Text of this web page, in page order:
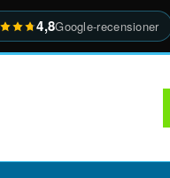
4,8Google-recensioner